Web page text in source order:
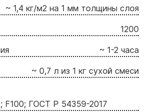
~ 1,4 кг/м2 на 1 мм толщины слоя
1200
~ 1-2 часа
~ 0,7 л из 1 кг сухой смеси
F100; ГОСТ Р 54359-2017